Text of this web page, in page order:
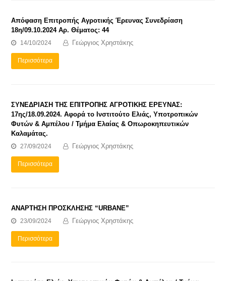
Απόφαση Επιτροπής Αγροτικής Έρευνας Συνεδρίαση
18η/09.10.2024 Αρ. Θέματος: 44
14/10/2024 Γεώργιος Χρηστάκης
Περισσότερα
ΣΥΝΕΔΡΙΑΣΗ ΤΗΣ ΕΠΙΤΡΟΠΗΣ ΑΓΡΟΤΙΚΗΣ ΕΡΕΥΝΑΣ:
17ης/18.09.2024. Αφορά το Ινστιτούτο Ελιάς, Υποτροπικών
Φυτών & Αμπέλου / Τμήμα Ελαίας & Οπωροκηπευτικών
Καλαμάτας.
27/09/2024 Γεώργιος Χρηστάκης
Περισσότερα
ΑΝΑΡΤΗΣΗ ΠΡΟΣΚΛΗΣΗΣ “URBANE”
23/09/2024 Γεώργιος Χρηστάκης
Περισσότερα